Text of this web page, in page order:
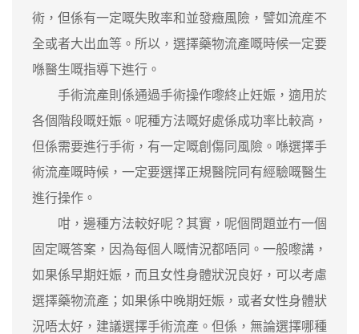
術，但係有一定嘅失敗率和並發癥風險，譬如流産不
全或者大出血等。所以，選擇藥物流產嘅時候一定要
喺醫生嘅指導下進行。
手術流產則係通過手術操作嚟終止妊娠，適用於
各個階段嘅妊娠。呢種方法嘅好處係成功率比較高，
但係需要進行手術，有一定嘅創傷同風險。喺選擇手
術流產嘅時候，一定要選擇正規醫院同有經驗嘅醫生
進行操作。
咁，邊種方法較好呢？其實，呢個問題並冇一個
固定嘅答案，因為每個人嘅情況都唔同。一般嚟講，
如果係早期妊娠，而且女性身體狀況良好，可以考慮
選擇藥物流產；如果係中晚期妊娠，或者女性身體狀
況唔太好，建議選擇手術流產。但係，無論選擇哪種